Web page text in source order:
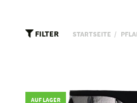
FILTER STARTSEITE
AUF LAGER